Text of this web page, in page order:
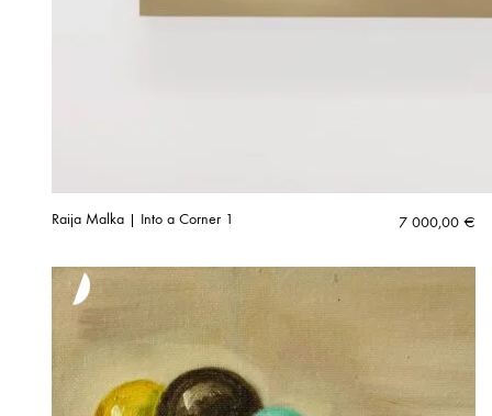
Raija Malka | Into a Corner 1 7 000,00 €